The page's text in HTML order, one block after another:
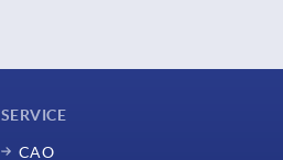
SERVICE
CAO